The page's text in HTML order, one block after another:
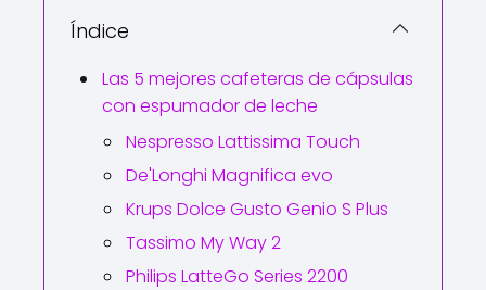
Índice
Las 5 mejores cafeteras de cápsulas
con espumador de leche
Nespresso Lattissima Touch
De'Longhi Magnifica evo
Krups Dolce Gusto Genio S Plus
Tassimo My Way 2
Philips LatteGo Series 2200